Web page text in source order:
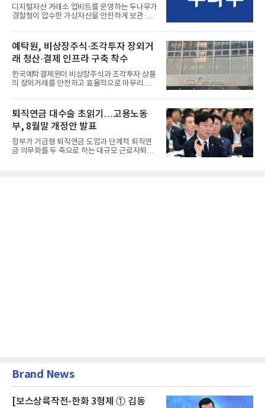
디지털자산 거래소 업비트를 운영하는 두나무가
경찰청이 압수한 가상자산을 안전하게 보관·관
예탁원, 비상장주식·조각투자 장외거
래 청산·결제 인프라 구축 착수
한국예탁결제원이 비상장주식과 조각투자 상품
의 장외거래를 안전하고 효율적으로 마무리하기
퇴직연금 대수술 초읽기…고용노동
부, 8월말 개정안 발표
정부가 기금형 퇴직연금 도입과 단계적 퇴직연
금 의무화를 두 축으로 하는 대규모 근로자퇴직
Brand News
[보스상륙작전-한화 3형제 ① 김동